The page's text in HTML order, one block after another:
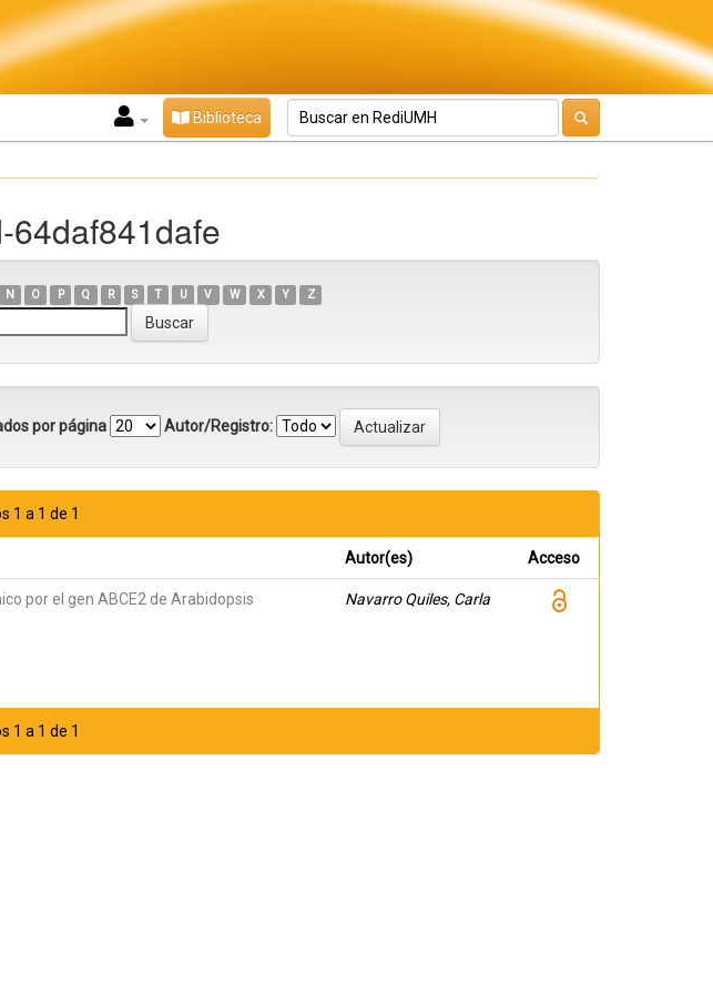
Biblioteca
64daf841dafe
N O P Q R S T U V W X Y Z
por página Autor/Registro:
1 a 1 de 1
Autor(es) Acceso
por el gen ABCE2 de Arabidopsis Navarro Quiles, Carla
1 a 1 de 1